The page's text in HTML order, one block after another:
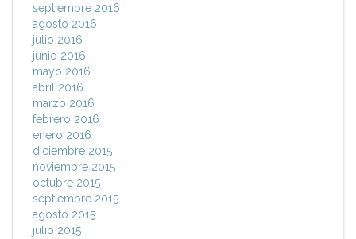
septiembre 2016
agosto 2016
julio 2016
junio 2016
mayo 2016
abril 2016
marzo 2016
febrero 2016
enero 2016
diciembre 2015
noviembre 2015
octubre 2015
septiembre 2015
agosto 2015
julio 2015